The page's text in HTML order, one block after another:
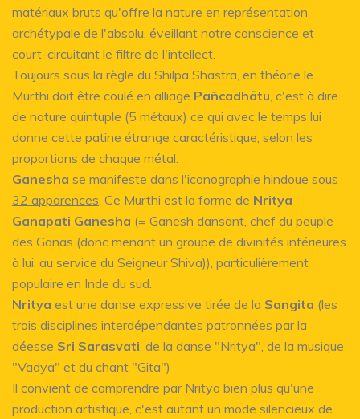
matériaux bruts qu'offre la nature en représentation
archétypale de l'absolu , éveillant notre conscience et
court-circuitant le filtre de l'intellect.
Toujours sous la règle du Shilpa Shastra, en théorie le
Murthi doit être coulé en alliage Pañcadhātu , c'est à dire
de nature quintuple (5 métaux) ce qui avec le temps lui
donne cette patine étrange caractéristique, selon les
proportions de chaque métal.
Ganesha se manifeste dans l'iconographie hindoue sous
32 apparences . Ce Murthi est la forme de Nritya
Ganapati Ganesha (= Ganesh dansant, chef du peuple
des Ganas (donc menant un groupe de divinités inférieures
à lui, au service du Seigneur Shiva)), particulièrement
populaire en Inde du sud.
Nritya est une danse expressive tirée de la Sangita (les
trois disciplines interdépendantes patronnées par la
déesse Sri Sarasvati , de la danse "Nritya", de la musique
"Vadya" et du chant "Gita")
Il convient de comprendre par Nritya bien plus qu'une
production artistique, c'est autant un mode silencieux de